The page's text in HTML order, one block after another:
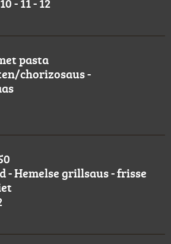
pasta
chorizosaus -
- Hemelse grillsaus - frisse